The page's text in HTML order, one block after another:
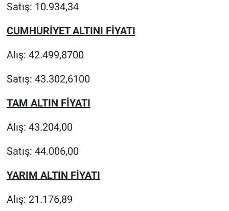
Satış: 10.934,34
CUMHURİYET ALTINI FİYATI
Alış: 42.499,8700
Satış: 43.302,6100
TAM ALTIN FİYATI
Alış: 43.204,00
Satış: 44.006,00
YARIM ALTIN FİYATI
Alış: 21.176,89